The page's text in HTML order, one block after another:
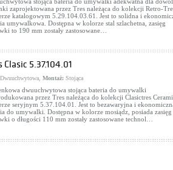
zaprojektowana przez Tres należąca do kolekcji Retro-
katalogowym 5.29.104.03.61. Jest to solidna i
umywalkowa. Dostępna w kolorze stal szlachetna, zasięg
to 190 mm zostały zastosowane…
Clasic 5.37.104.01
Dwuuchwytowa, Montaż: Stojąca
dwuuchwytowa stojąca bateria do umywalki
przez Tres należąca do kolekcji Clasictres
seryjnym 5.37.104.01. Jest to bezawaryjna i
do umywalki. Dostępna w kolorze mosiądz, posiada zasięg
o długości 110 mm zostały zastosowane technol…